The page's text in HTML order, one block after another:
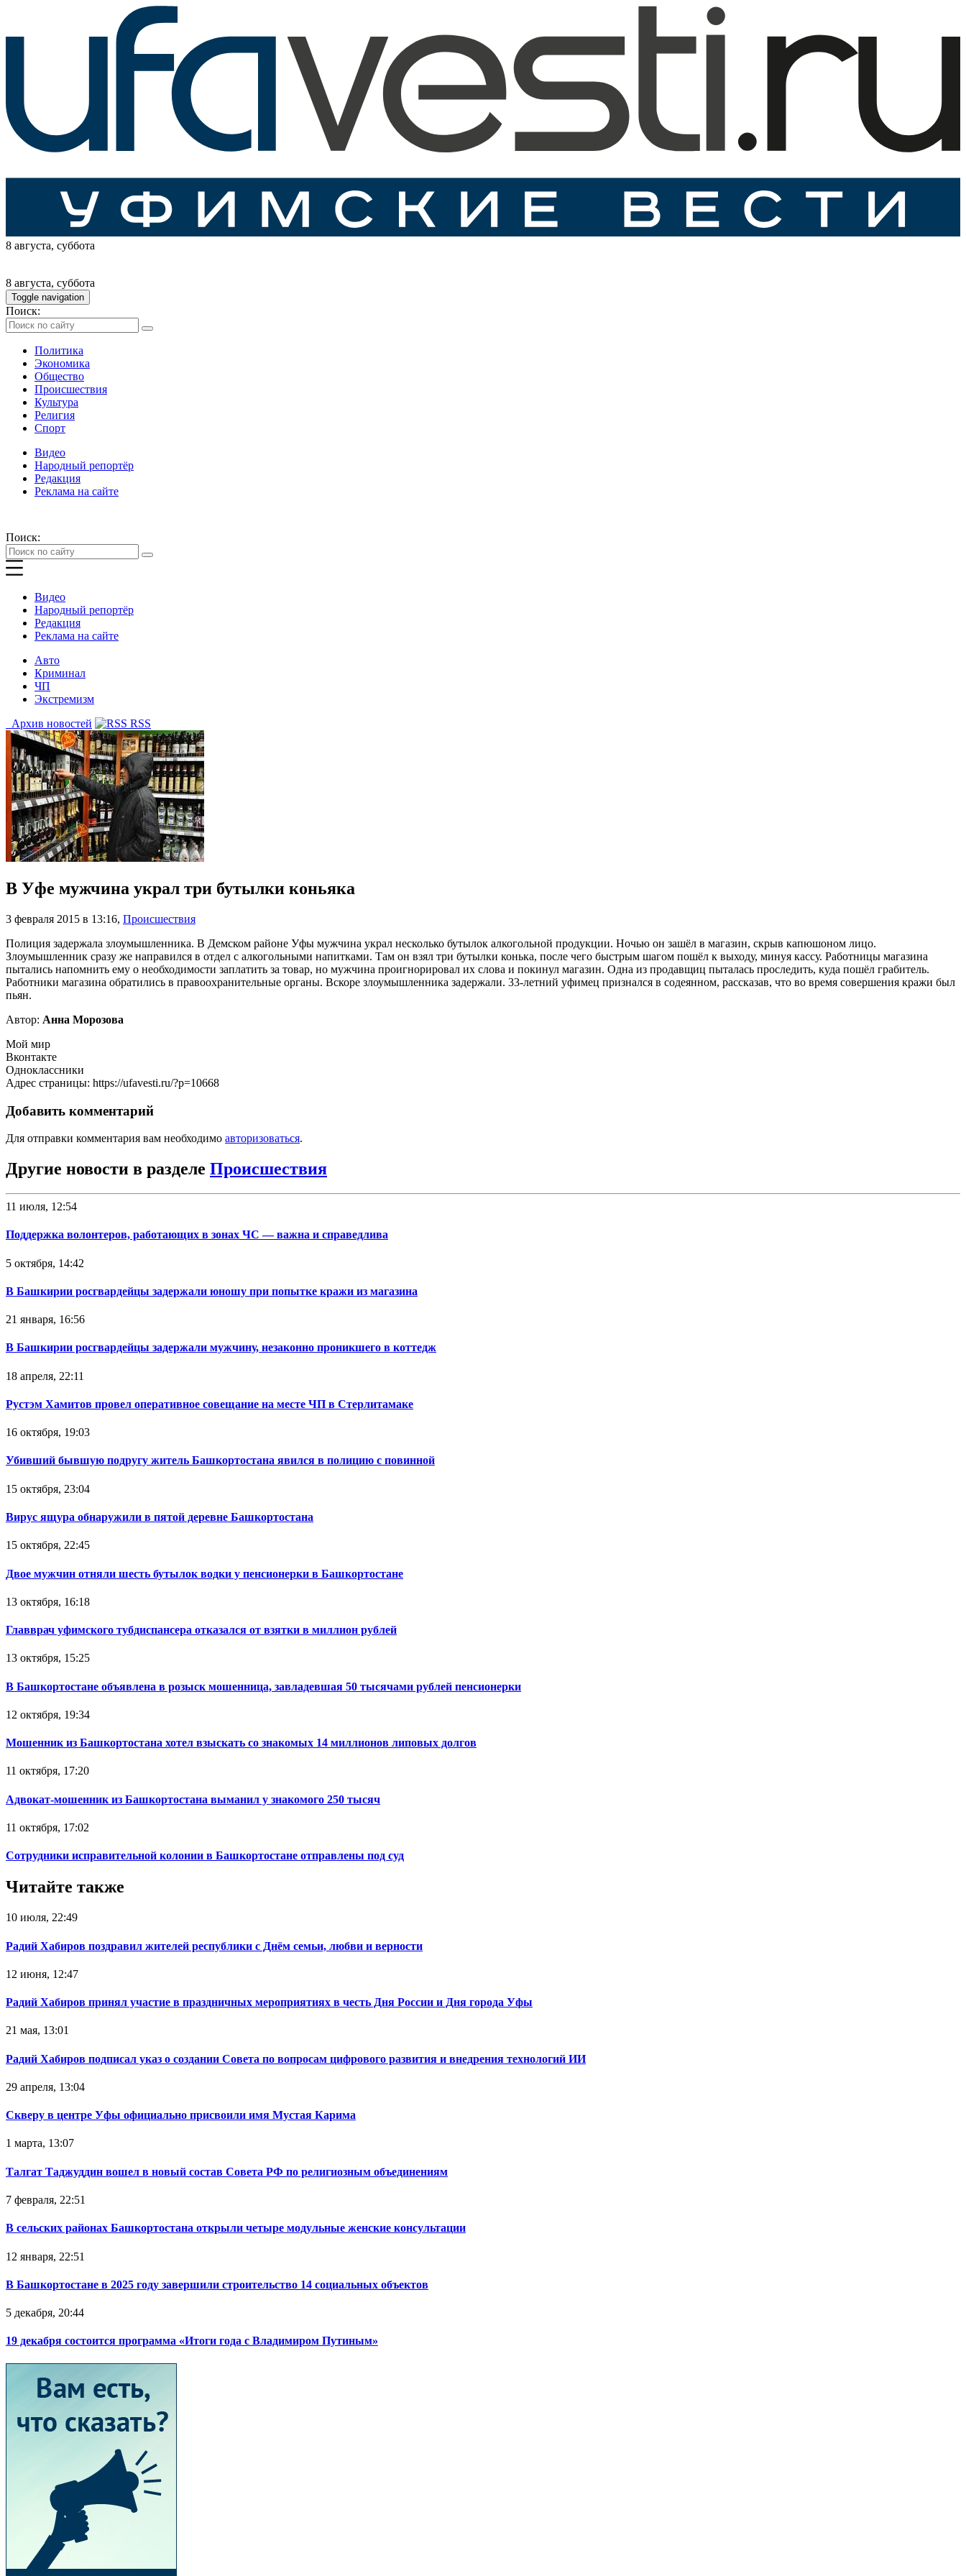
8 августа, суббота
8 августа, суббота
Toggle navigation
Поиск:
Политика
Экономика
Общество
Происшествия
Культура
Религия
Спорт
Видео
Народный репортёр
Редакция
Реклама на сайте
Поиск:
Видео
Народный репортёр
Редакция
Реклама на сайте
Авто
Криминал
ЧП
Экстремизм
Архив новостей
RSS
В Уфе мужчина украл три бутылки коньяка
3 февраля 2015 в 13:16, Происшествия
Полиция задержала злоумышленника. В Демском районе Уфы мужчина украл несколько бутылок алкогольной продукции. Ночью он зашёл в магазин, скрыв капюшоном лицо.
Злоумышленник сразу же направился в отдел с алкогольными напитками. Там он взял три бутылки конька, после чего быстрым шагом пошёл к выходу, минуя кассу. Работницы магазина
пытались напомнить ему о необходимости заплатить за товар, но мужчина проигнорировал их слова и покинул магазин. Одна из продавщиц пыталась проследить, куда пошёл грабитель.
Работники магазина обратились в правоохранительные органы. Вскоре злоумышленника задержали. 33-летний уфимец признался в содеянном, рассказав, что во время совершения кражи был
пьян.
Автор: Анна Морозова
Мой мир
Вконтакте
Одноклассники
Адрес страницы: https://ufavesti.ru/?p=10668
Добавить комментарий
Для отправки комментария вам необходимо авторизоваться.
Другие новости в разделе Происшествия
11 июля, 12:54
Поддержка волонтеров, работающих в зонах ЧС — важна и справедлива
5 октября, 14:42
В Башкирии росгвардейцы задержали юношу при попытке кражи из магазина
21 января, 16:56
В Башкирии росгвардейцы задержали мужчину, незаконно проникшего в коттедж
18 апреля, 22:11
Рустэм Хамитов провел оперативное совещание на месте ЧП в Стерлитамаке
16 октября, 19:03
Убивший бывшую подругу житель Башкортостана явился в полицию с повинной
15 октября, 23:04
Вирус ящура обнаружили в пятой деревне Башкортостана
15 октября, 22:45
Двое мужчин отняли шесть бутылок водки у пенсионерки в Башкортостане
13 октября, 16:18
Главврач уфимского тубдиспансера отказался от взятки в миллион рублей
13 октября, 15:25
В Башкортостане объявлена в розыск мошенница, завладевшая 50 тысячами рублей пенсионерки
12 октября, 19:34
Мошенник из Башкортостана хотел взыскать со знакомых 14 миллионов липовых долгов
11 октября, 17:20
Адвокат-мошенник из Башкортостана выманил у знакомого 250 тысяч
11 октября, 17:02
Сотрудники исправительной колонии в Башкортостане отправлены под суд
Читайте также
10 июля, 22:49
Радий Хабиров поздравил жителей республики с Днём семьи, любви и верности
12 июня, 12:47
Радий Хабиров принял участие в праздничных мероприятиях в честь Дня России и Дня города Уфы
21 мая, 13:01
Радий Хабиров подписал указ о создании Совета по вопросам цифрового развития и внедрения технологий ИИ
29 апреля, 13:04
Скверу в центре Уфы официально присвоили имя Мустая Карима
1 марта, 13:07
Талгат Таджуддин вошел в новый состав Совета РФ по религиозным объединениям
7 февраля, 22:51
В сельских районах Башкортостана открыли четыре модульные женские консультации
12 января, 22:51
В Башкортостане в 2025 году завершили строительство 14 социальных объектов
5 декабря, 20:44
19 декабря состоится программа «Итоги года с Владимиром Путиным»